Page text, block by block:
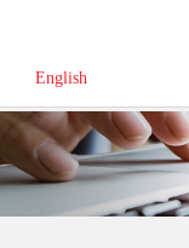
English